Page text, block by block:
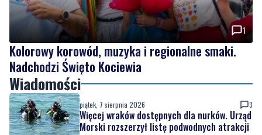
1
Kolorowy korowód, muzyka i regionalne smaki.
Nadchodzi Święto Kociewia
Wiadomości
piątek, 7 sierpnia 2026 3
Więcej wraków dostępnych dla nurków. Urząd
Morski rozszerzył listę podwodnych atrakcji